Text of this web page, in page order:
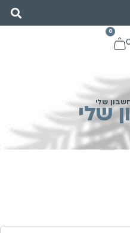
0
שלי
שלי